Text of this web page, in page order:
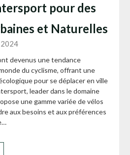
pour des
et Naturelles
devenus une tendance
du cyclisme, offrant une
pour se déplacer en ville
leader dans le domaine
une gamme variée de vélos
aux besoins et aux préférences